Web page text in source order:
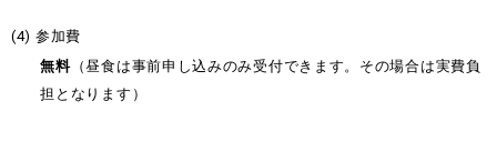
参加費
無料（昼食は事前申し込みのみ受付できます。その場合は実費負
担となります）